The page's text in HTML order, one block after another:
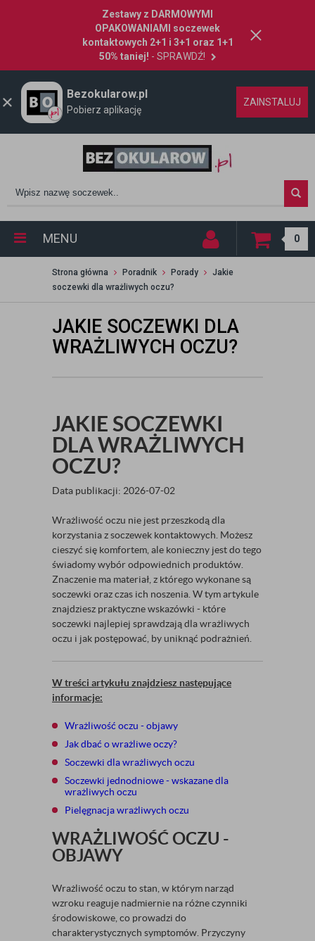
Zestawy z DARMOWYMI
OPAKOWANIAMI soczewek
kontaktowych 2+1 i 3+1 oraz 1+1
50% taniej! - SPRAWDŹ!
Bezokularow.pl
Pobierz aplikację
ZAINSTALUJ
MENU 0
Strona główna Poradnik Porady
Jakie
soczewki dla wrażliwych oczu?
JAKIE SOCZEWKI DLA
WRAŻLIWYCH OCZU?
JAKIE SOCZEWKI
DLA WRAŻLIWYCH
OCZU?
Data publikacji: 2026-07-02
Wrażliwość oczu nie jest przeszkodą dla
korzystania z soczewek kontaktowych. Możesz
cieszyć się komfortem, ale konieczny jest do tego
świadomy wybór odpowiednich produktów.
Znaczenie ma materiał, z którego wykonane są
soczewki oraz czas ich noszenia. W tym artykule
znajdziesz praktyczne wskazówki - które
soczewki najlepiej sprawdzają dla wrażliwych
oczu i jak postępować, by uniknąć podrażnień.
W treści artykułu znajdziesz następujące
informacje:
Wrażliwość oczu - objawy
Jak dbać o wrażliwe oczy?
Soczewki dla wrażliwych oczu
Soczewki jednodniowe - wskazane dla
wrażliwych oczu
Pielęgnacja wrażliwych oczu
WRAŻLIWOŚĆ OCZU -
OBJAWY
Wrażliwość oczu to stan, w którym narząd
wzroku reaguje nadmiernie na różne czynniki
środowiskowe, co prowadzi do
charakterystycznych symptomów. Przyczyny